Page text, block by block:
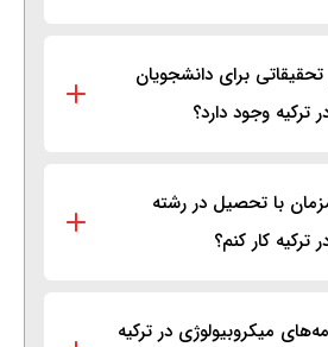
برای دانشجویان
ترکیه وجود دارد؟
با تحصیل در رشته
ترکیه کار کنم؟
میکروبیولوژی در ترکیه